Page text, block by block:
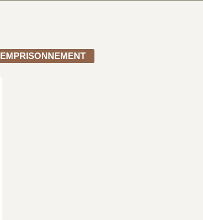
EMPRISONNEMENT